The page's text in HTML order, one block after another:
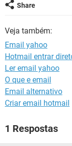
Share
Veja também:
Email yahoo
Hotmail entrar
Ler email yahoo
O que e email
Email alternativo
Criar email hotmail
1 Respostas